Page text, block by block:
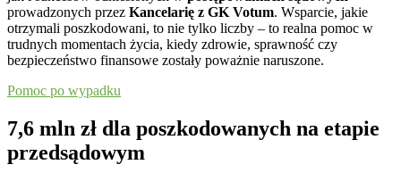
prowadzonych przez Kancelarię z GK Votum. Wsparcie, jakie
otrzymali poszkodowani, to nie tylko liczby – to realna pomoc w
trudnych momentach życia, kiedy zdrowie, sprawność czy
bezpieczeństwo finansowe zostały poważnie naruszone.
Pomoc po wypadku
7,6 mln zł dla poszkodowanych na etapie
przedsądowym